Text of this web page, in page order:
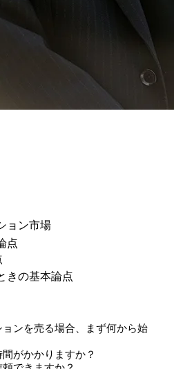
ョン市場
点
きの基本論点
ンを売る場合、まず何から始
がかかりますか？